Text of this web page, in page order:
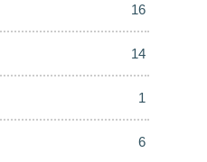
16
14
1
6